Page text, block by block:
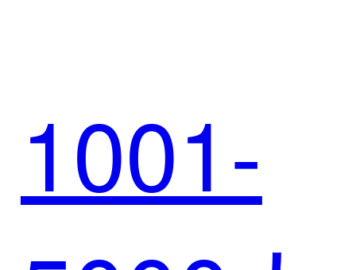
平台
例 | 璞
1001-